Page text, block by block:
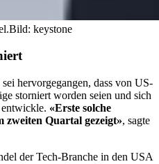
Bild: keystone
hervorgegangen, dass von US-
storniert worden seien und sich
«Erste solche
zweiten Quartal gezeigt», sagte
der Tech-Branche in den USA